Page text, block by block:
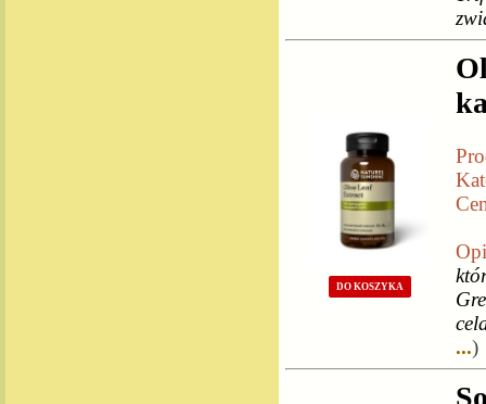
DO KOSZYKA
...)